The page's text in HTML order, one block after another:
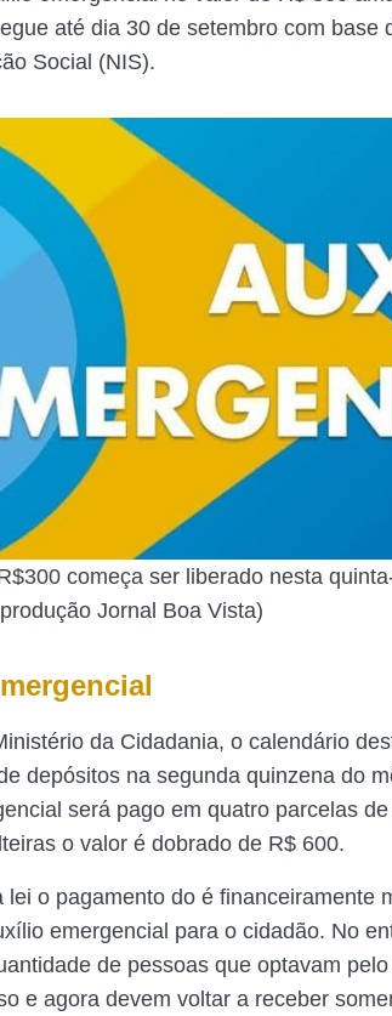
até dia 30 de setembro com base
Social (NIS).
começa ser liberado nesta
Jornal Boa Vista)
da Cidadania, o calendário
depósitos na segunda quinzena do
será pago em quatro parcelas
o valor é dobrado de R$ 600.
lei o pagamento do é financeiramente
emergencial para o cidadão. No
de pessoas que optavam
e agora devem voltar a receber